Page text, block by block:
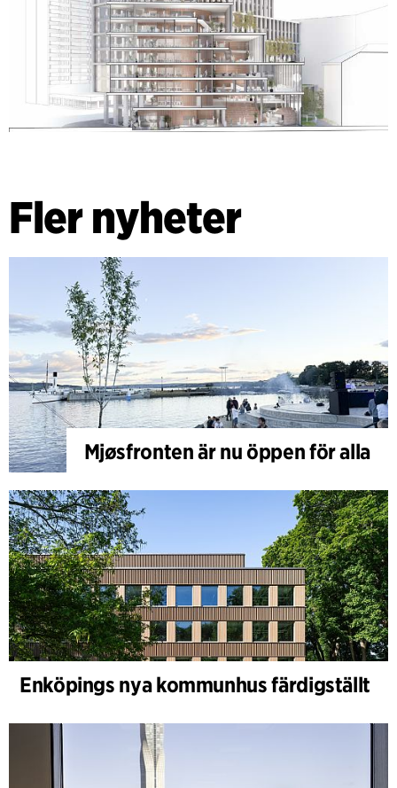
Fler nyheter
Mjøsfronten är nu öppen för alla
Enköpings nya kommunhus färdigställt